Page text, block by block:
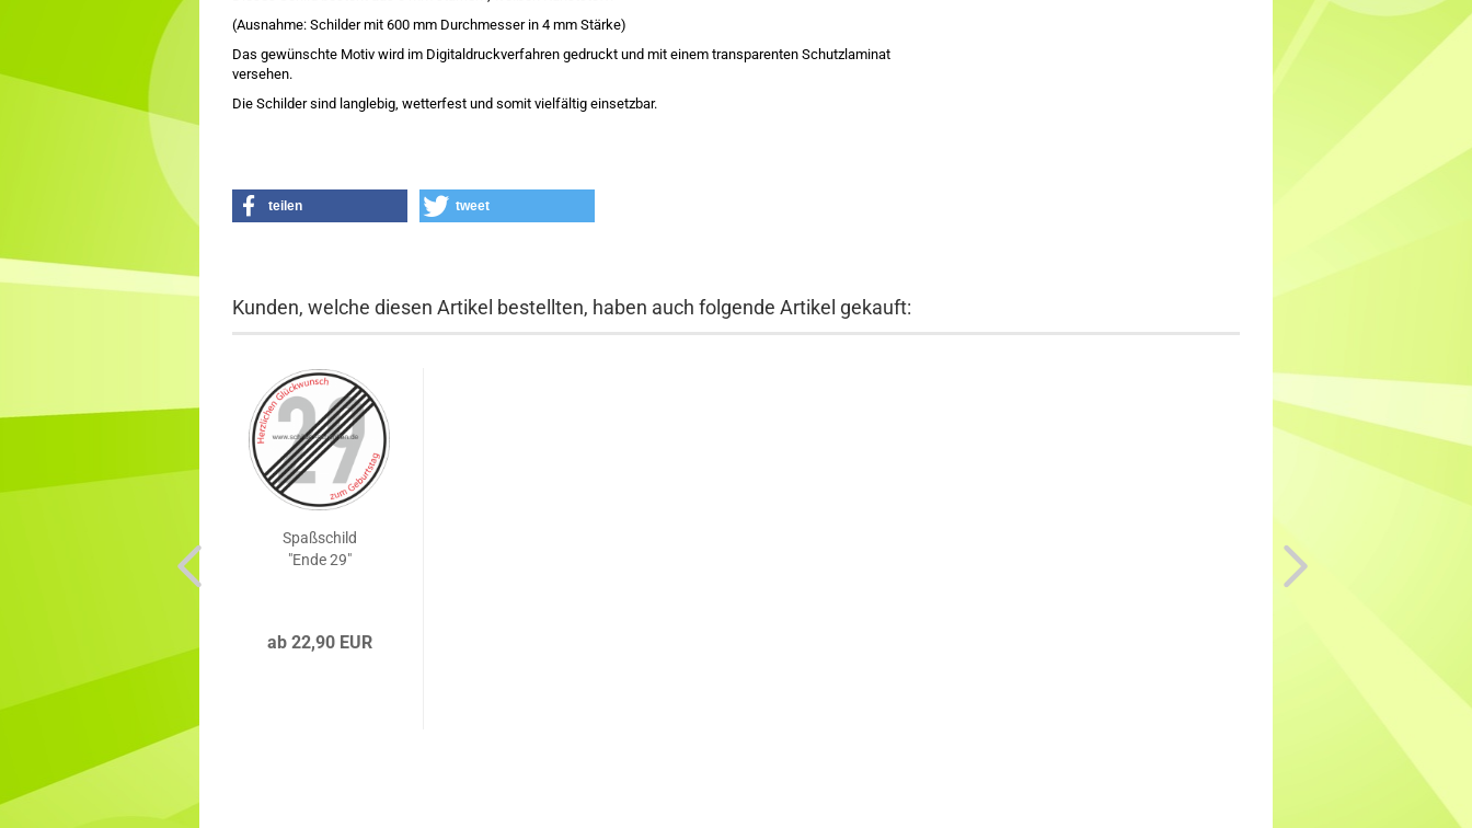
(Ausnahme: Schilder mit 600 mm Durchmesser in 4 mm Stärke)
Das gewünschte Motiv wird im Digitaldruckverfahren gedruckt und mit einem transparenten Schutzlaminat
versehen.
Die Schilder sind langlebig, wetterfest und somit vielfältig einsetzbar.
teilen tweet
Kunden, welche diesen Artikel bestellten, haben auch folgende Artikel gekauft:
Spaß­schild
"Ende 29"
ab 22,90 EUR